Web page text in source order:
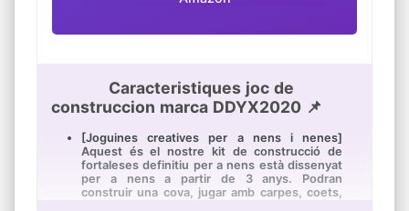
Caracteristiques joc de
construccion marca DDYX2020 📌
[Joguines creatives per a nens i nenes]
Aquest és el nostre kit de construcció de
fortaleses definitiu per a nens està dissenyat
per a nens a partir de 3 anys. Podran
construir una cova, jugar amb carpes, coets,